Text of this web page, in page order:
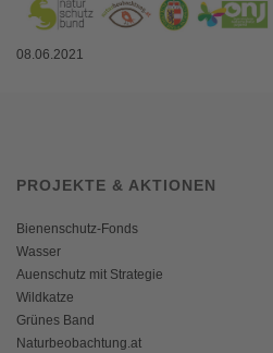
08.06.2021
PROJEKTE & AKTIONEN
Bienenschutz-Fonds
Wasser
Auenschutz mit Strategie
Wildkatze
Grünes Band
Naturbeobachtung.at